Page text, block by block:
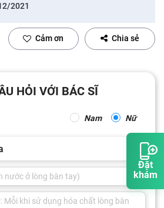
Đặt
khám
2021
Cảm ơn Chia sẻ
HỎI VỚI BÁC SĨ
Nam Nữ